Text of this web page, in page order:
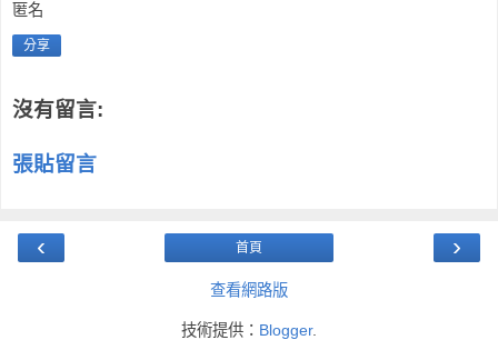
匿名
分享
沒有留言:
張貼留言
‹ ›
首頁
查看網路版
技術提供： Blogger.